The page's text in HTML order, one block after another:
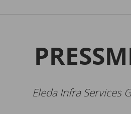
Eleda Infra Services